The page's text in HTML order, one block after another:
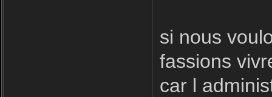
si nous
fassions
car l